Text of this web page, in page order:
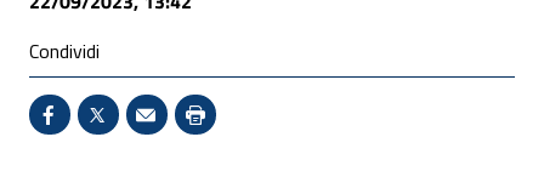
Condividi
Condividi su Facebook - Sito esterno - Apertura in
X - Sito esterno - Apertura in nuova finestra
Invio Mail: apre il programma di posta
Stampa pagina: scelta meno